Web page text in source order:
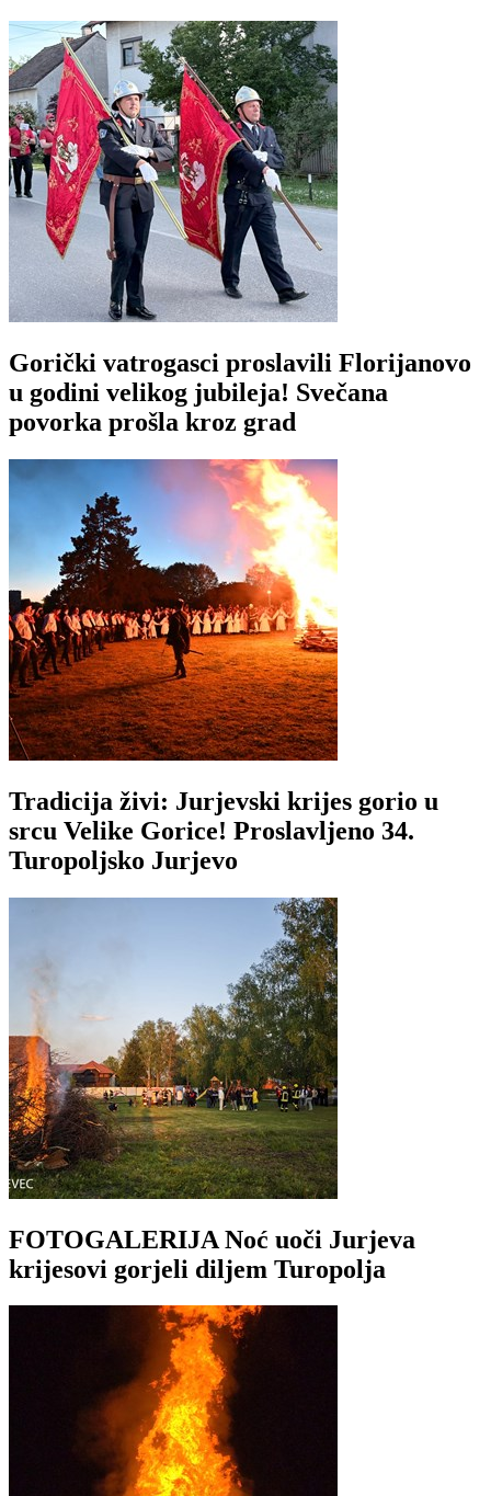
Gorički vatrogasci proslavili Florijanovo
u godini velikog jubileja! Svečana
povorka prošla kroz grad
Tradicija živi: Jurjevski krijes gorio u
srcu Velike Gorice! Proslavljeno 34.
Turopoljsko Jurjevo
FOTOGALERIJA Noć uoči Jurjeva
krijesovi gorjeli diljem Turopolja